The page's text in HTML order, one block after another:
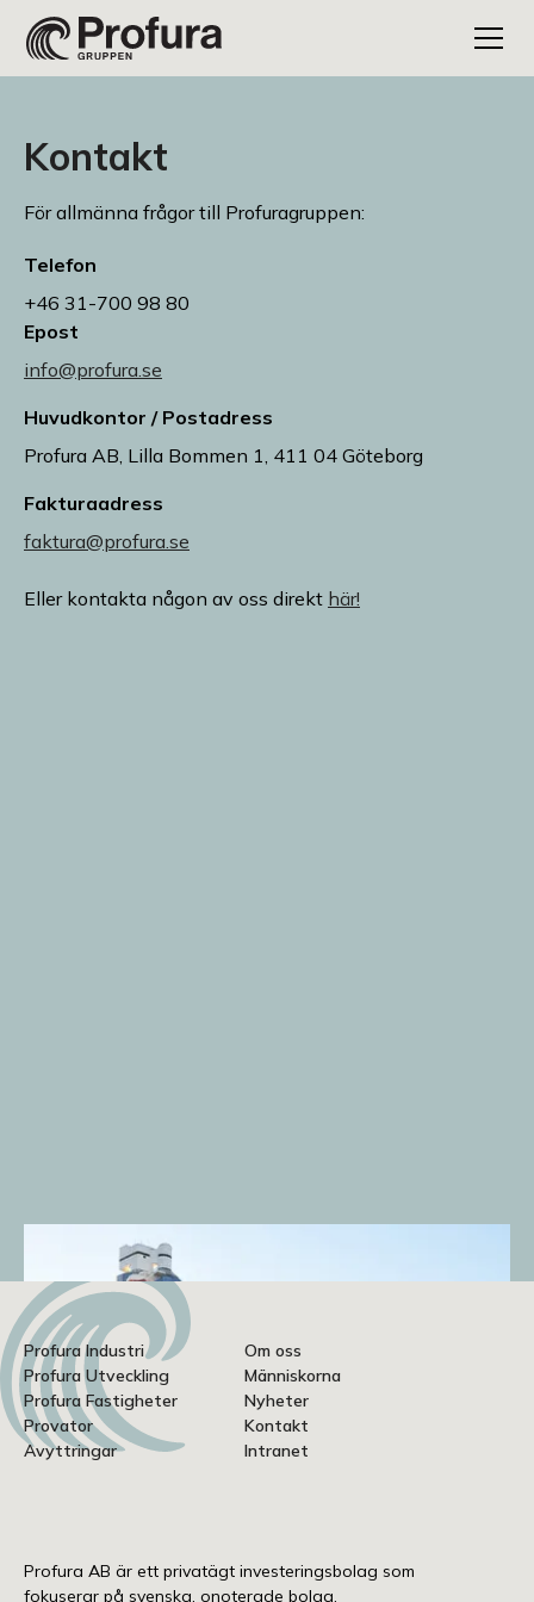
Kontakt
För allmänna frågor till Profuragruppen:
Telefon
+46 31-700 98 80
Epost
info@profura.se
Huvudkontor / Postadress
Profura AB, Lilla Bommen 1, 411 04 Göteborg
Fakturaadress
faktura@profura.se
Eller kontakta någon av oss direkt här!
Profura AB är ett privatägt investeringsbolag som
fokuserar på svenska, onoterade bolag.
Profura Industri
Profura Utveckling
Profura Fastigheter
Provator
Avyttringar
Om oss
Människorna
Nyheter
Kontakt
Intranet